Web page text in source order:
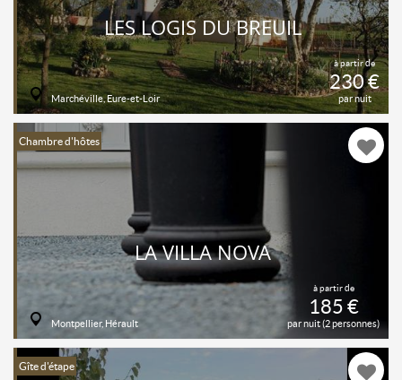
à partir de
230 €
par nuit
LES LOGIS DU BREUIL
Marchéville, Eure-et-Loir
Chambre d'hôtes
à partir de
185 €
par nuit (2 personnes)
LA VILLA NOVA
Montpellier, Hérault
Gîte d'étape